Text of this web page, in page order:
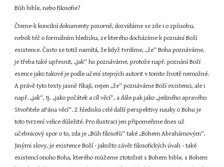
Bůh bible, nebo filosofie?
Čteme-li koncilní dokumenty pozorně, dozvídáme se zde i o způsobu,
neboli též o formálním hledisku, ze kterého docházíme k poznání Boží
existence. Často se totiž namítá, že když tvrdíme, „že“ Boha poznáváme,
je třeba také upřesnit, „jak“ ho poznáváme, protože např. poznání Boží
esence jako takové je podle učení stejných autorit v tomto životě nemožné.
A právě tyto texty jasně říkají, nejen „že“ poznáváme Boží existenci, ale i
např. „jak“, tj. „jako počátek a cíl věcí“, a dále pak jako „jediného apravého
Stvořitele aPána věcí“. Z hlediska celé další perspektivy nauky o Bohu je
toto tvrzení velice důležité. Pro ilustraci jen připomeňme dnes už
učebnicový spor o to, zda je „Bůh filosofů“ také „Bohem Abrahámovým“.
Jinými slovy, je existence Boží - jakožto závěr filosofických úvah - také
existencí onoho Boha, kterého můžeme ztotožnit s Bohem bible, s Bohem